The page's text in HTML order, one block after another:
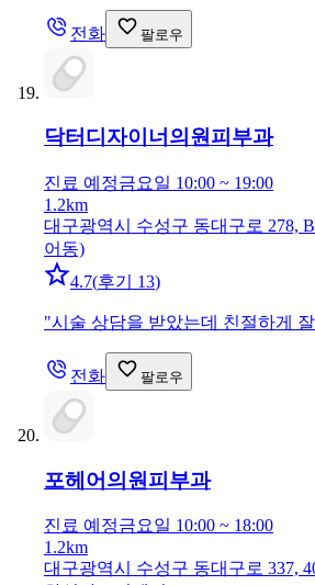
전화 팔로우
닥터디자이너의원피부과
진료 예정금요일 10:00 ~ 19:00
1.2km
대구광역시 수성구 동대구로 278,
어동)
4.7(후기 13)
"시술 상담을 받았는데 친절하게
전화 팔로우
포헤어의원 피부과
진료 예정금요일 10:00 ~ 18:00
1.2km
대구광역시 수성구 동대구로 337,